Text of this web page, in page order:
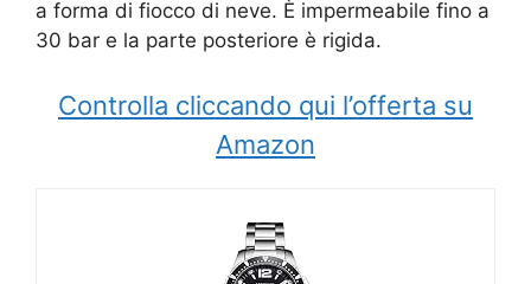
a forma di fiocco di neve. È impermeabile fino a
30 bar e la parte posteriore è rigida.
Controlla cliccando qui l’offerta su
Amazon